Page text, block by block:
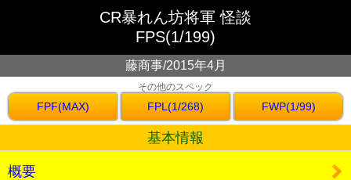
CR暴れん坊将軍 怪談
FPS(1/199)
藤商事/2015年4月
その他のスペック
FPF(MAX) FPL(1/268) FWP(1/99)
基本情報
概要